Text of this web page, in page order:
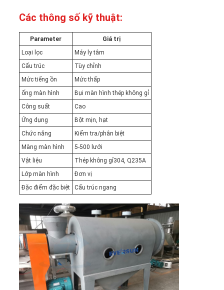
Các thông số kỹ thuật:
Parameter
Giá trị
Loại lọc
Máy ly tâm
Cấu trúc
Tùy chỉnh
Mức tiếng ồn
Mức thấp
ống màn hình
Bụi màn hình thép không gỉ
Công suất
Cao
Ứng dụng
Bột mịn, hạt
Chức năng
Kiểm tra/phân biệt
Màng màn hình
5-500 lưới
Vật liệu
Thép không gỉ304, Q235A
Lớp màn hình
Đơn vị
Đặc điểm đặc biệt
Cấu trúc ngang